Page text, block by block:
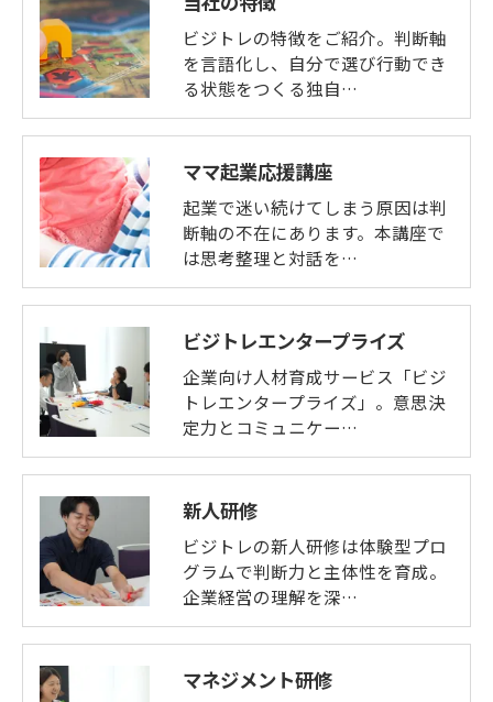
ビジトレの特徴をご紹介。判断軸
を言語化し、自分で選び行動でき
る状態をつくる独自…
ママ起業応援講座
起業で迷い続けてしまう原因は判
断軸の不在にあります。本講座で
は思考整理と対話を…
ビジトレエンタープライズ
企業向け人材育成サービス「ビジ
トレエンタープライズ」。意思決
定力とコミュニケー…
新人研修
ビジトレの新人研修は体験型プロ
グラムで判断力と主体性を育成。
企業経営の理解を深…
マネジメント研修